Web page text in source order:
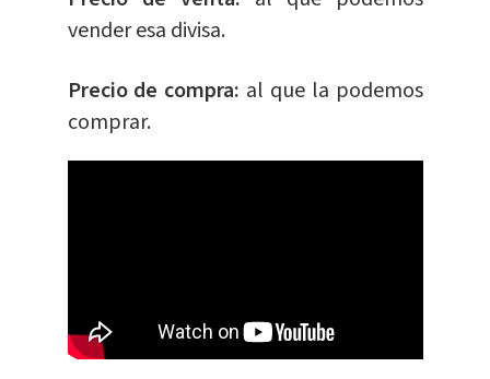
vender esa divisa.
Precio de compra: al que la podemos
comprar.